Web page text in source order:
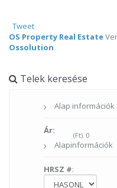
Tweet
OS Property Real Estate
Ossolution
Telek keresése
Alap információk
Ár: (Ft). 0
Alapinformációk
HRSZ #: